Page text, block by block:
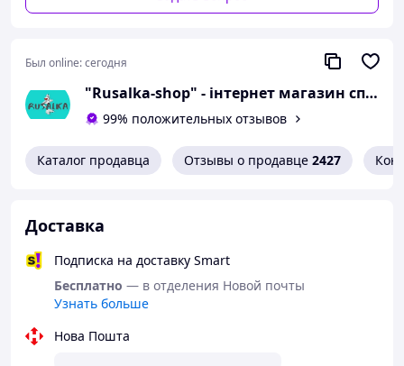
Был online:сегодня
"Rusalka-shop" - інтернет магазин спідньої жіночої білизни
99% положительных отзывов
Каталог продавца Отзывы о продавце 2427
Доставка
Подписка на доставку Smart
Бесплатно — в отделения Новой почты
Узнать больше
Нова Пошта